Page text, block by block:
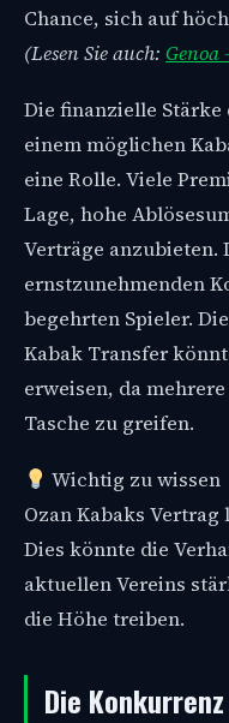
Chance, sich auf
(Lesen Sie auch:
Die finanzielle
einem möglichen
eine Rolle. Viele
Lage, hohe
Verträge anzubieten.
ernstzunehmenden
begehrten Spieler.
Kabak Transfer
erweisen, da
Tasche zu greifen.
Wichtig zu wissen
Ozan Kabaks
Dies könnte die
aktuellen Vereins
die Höhe treiben.
Die